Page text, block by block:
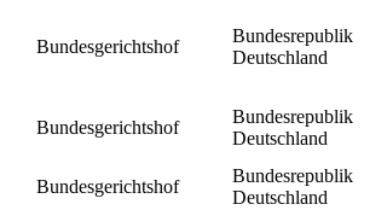
Bundesgerichtshof
Bundesrepublik
Deutschland
Bundesgerichtshof
Bundesrepublik
Deutschland
Bundesgerichtshof
Bundesrepublik
Deutschland